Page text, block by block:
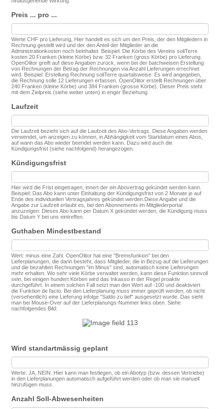
Preis ... pro ...
Werte CHF pro Lieferung, Hier handelt es sich um den Preis, der den Mitgliedern in
Rechnung gestellt wird und der den Anteil der Mitglieder an die
Administrationkosten noch beinhaltet. Beispiel: Die Körbe des Vereins soliTerre
kosten 20 Franken (kleine Körbe) bzw. 32 Franken (gross Körbe) pro Lieferung.
OpenOlitor greift auf diese Angaben zurück, wenn bei der batchweisen Erstellung
von Rechnungen der Betrag der Rechnungen via Anzahl Lieferungen errechnet
wird. Beispiel: Erstellung Rechnung soliTerre quartalsweise: Es wird angegeben,
die Rechnung solle 12 Lieferungen erfassen. OpenOlitor erstellt Rechnungen über
240 Franken (kleine Körbe) und 384 Franken (grosse Körbe). Dieser Preis steht
mit dem Zielpreis (siehe weiter unten) in enger Beziehung.
Laufzeit
Die Laufzeit bezieht sich auf die Laufzeit des Abo-Vertrags. Diese Angaben werden
verwendet, um anzeigen zu können, in Abhängigkeit vom Startdatum eines Abos,
auf wann das Abo wieder beendet werden kann. Dazu wird auch die
Kündigungsfrist (siehe nachfolgend) herangezogen.
Kündigungsfrist
Hier wird die Frist eingetragen, innert der ein Abovertrag gekündet werden kann.
Beispiel: Das Abo kann unter Einhaltung der Kündigungsfrist von 2 Monate je auf
Ende des individuellen Vertragsjahres gekündet werden.Diese Angabe und die
Angabe zur Laufzeit erlaubt es, bei den Abonnements im Mitgliederportal
anzuzeigen: Dieses Abo kann per Datum X gekündet werden, die Kündigung muss
bis Datum Y bei uns eintreffen.
Guthaben Mindestbestand
Wert: minus eine Zahl. OpenOlitor hat eine "Bremsfunkion" bei den
Lieferplanungen, die darin besteht, dass Mitglieder, die in Bezug auf die Lieferungen
und die bezahlten Rechnungen "im Minus" sind, automatisch keine Lieferungen
mehr erhalten. Wo sehr viele Körbe verwaltet werden, kann diese Funktion sinnvoll
sein, bei einigen hundert Körben wird das Inkasso in der Regel proaktiv
durchgeführt. In einem solchen Fall setzt man den Wert auf -100 und deaktiviert
die Funktion de facto. Bei den Lieferplanung muss immer geprüft werden, ob nicht
(versehentlich) eine Lieferung infolge "Saldo zu tief" ausgesetzt wurde. Das sieht
man bei Mouse-Over auf der Lieferplanungs-Nummer links oben. Siehe
nachfolgendes Bild:
Wird standartmässig geplant
Werte: JA, NEIN. Hier kann man festlegen, ob ein Abotyp (bzw. dessen Vertriebe)
in den Lieferplanungen automatisch aufgeführt werden oder ob man sie manuell
hinzufügen muss.
Anzahl Soll-Abwesenheiten